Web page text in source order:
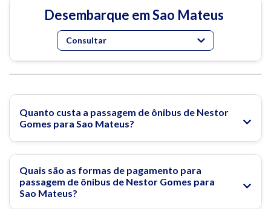
Desembarque em Sao Mateus
Consultar
Quanto custa a passagem de ônibus de Nestor
Gomes para Sao Mateus?
Quais são as formas de pagamento para
passagem de ônibus de Nestor Gomes para
Sao Mateus?